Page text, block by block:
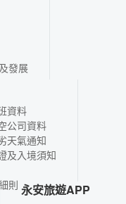
發展
資料
公司資料
天氣通知
及入境須知
則 永安旅遊APP